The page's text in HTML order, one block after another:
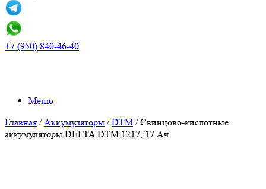
+7 (950) 840-46-40
Меню
Главная /Аккумуляторы /DTM / Cвинцово-кислотные
аккумуляторы DELTA DTM 1217, 17 Ач